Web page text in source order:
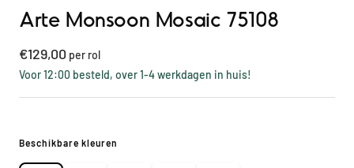
Arte Monsoon Mosaic 75108
Kortings
prijs
€129,00 per rol
Voor 12:00 besteld, over 1-4 werkdagen in huis!
Beschikbare kleuren